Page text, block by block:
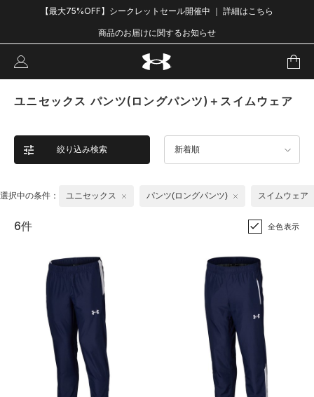
【最大75%OFF】シークレットセール開催中 ｜ 詳細はこちら
商品のお届けに関するお知らせ
ユニセックス パンツ(ロングパンツ)＋スイムウェア
絞り込み検索 新着順
選択中の条件： ユニセックス パンツ(ロングパンツ) スイムウェア
6件 全色表示